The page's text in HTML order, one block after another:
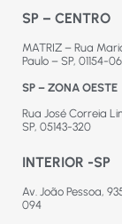
SP – CENTRO
MATRIZ – Rua
Paulo – SP, 01154-
SP – ZONA OESTE
Rua José Correia
SP, 05143-320
INTERIOR -SP
Av. João Pessoa,
094